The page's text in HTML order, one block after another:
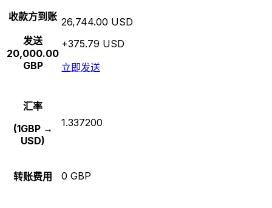
收款方到账
发送
20,000.00
GBP
26,744.00 USD
+375.79 USD
立即发送
汇率
(1GBP →
USD)
1.337200
转账费用 0 GBP